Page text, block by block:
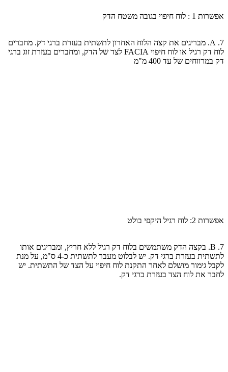
אפשרות 1 : לוח חיפוי בגובה משטח הדק
7. A. מבריגים את קצה הלוח האחרון לתשתית בעזרת ברגי דק. מחברים
לוח דק רגיל או לוח חיפוי FACIA לצד של הדק, ומחברים בעזרת זוג ברגי
דק במרווחים של עד 400 מ"מ
אפשרות 2: לוח רגיל היקפי בולט
7. B. בקצה הדק משתמשים בלוח דק רגיל ללא חריץ, ומבריגים אותו
לתשתית בעזרת ברגי דק. יש לבלוט מעבר לתשתית כ-4 ס"מ, על מנת
לקבל גימור מושלם לאחר התקנת לוח חיפוי על הצד של התשתית. יש
לחבר את לוח הצד בעזרת ברגי דק.